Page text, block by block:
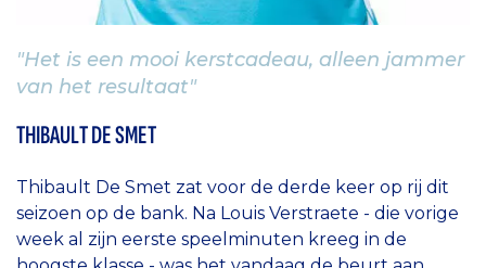
"Het is een mooi kerstcadeau, alleen jammer
van het resultaat"
THIBAULT DE SMET
Thibault De Smet zat voor de derde keer op rij dit
seizoen op de bank. Na Louis Verstraete - die vorige
week al zijn eerste speelminuten kreeg in de